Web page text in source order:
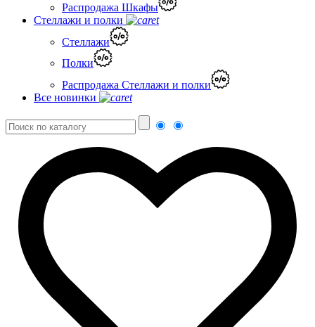
Распродажа Шкафы
Стеллажи и полки
Стеллажи
Полки
Распродажа Стеллажи и полки
Все новинки